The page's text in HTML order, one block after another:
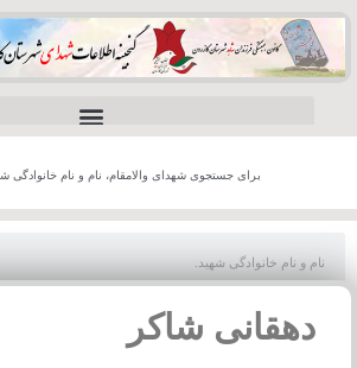
برای جستجوی شهدای والامقام، نام و نام خانوادگی
دهقانی شاکر